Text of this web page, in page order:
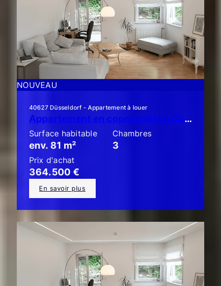
NOUVEAU
40627 Düsseldorf - Appartement à louer
Appartement en copropriété à Düsseldorf-Unterbach : élégant appartement de 3 pièces avec jardin et terrasse !!
Surface habitable
env. 81 m²
Chambres
3
Prix d'achat
364.500 €
En savoir plus